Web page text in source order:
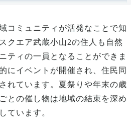
コミュニティが活発なことで知
クエア武蔵小山2の住人も自然
ティの一員となることができま
にイベントが開催され、住民同
れています。夏祭りや年末の歳
との催し物は地域の結束を深め
ています。